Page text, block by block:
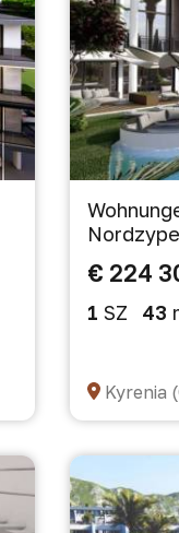
€ 224
1 SZ 43
Kyrenia